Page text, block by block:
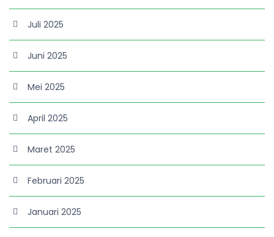
Juli 2025
Juni 2025
Mei 2025
April 2025
Maret 2025
Februari 2025
Januari 2025